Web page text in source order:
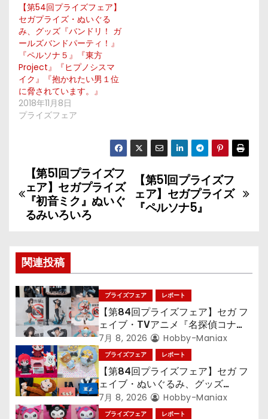
【第54回プライズフェア】
セガプライズ・ぬいぐる
み、グッズ『バンドリ！ ガ
ールズバンドパーティ！』
『ペルソナ５』『東方
Project』『ヒプノシスマ
イク』『抱かれたい男１位
に脅されています。』
2018年11月8日
プライズフェア
投
稿
ビ
ゲ
ー
シ
ョ
ン
【第51回プライズフ
ェア】セガプライズ
『ペルソナ5』
【第51回プライズフ
ェア】セガプライズ
『初音ミク』ぬいぐ
るみいろいろ
関連投稿
プライズフェア レポート
【第84回プライズフェア】セガ フ
ェイブ・TVアニメ『名探偵コナ
ン』TVアニメ『呪術廻戦』『〈物
語〉シリーズ』「初音ミク」
7月 8, 2026 Hobby-Maniax
プライズフェア レポート
【第84回プライズフェア】セガ フ
ェイブ・ぬいぐるみ、グッズ
『LiSA』『ミニオン』『おさるの
ジョージ』『ポケットモンスター』
7月 8, 2026 Hobby-Maniax
プライズフェア レポート